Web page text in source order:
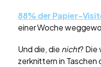
88% der Papier-
einer Woche
Und die, die nicht? Die
zerknittern in Taschen